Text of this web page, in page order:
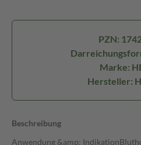
PZN:
Marke:
Hersteller:
Beschreibung
Anwendung &amp;